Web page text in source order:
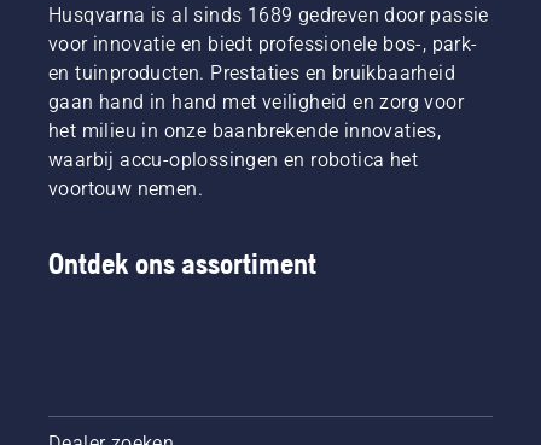
Husqvarna is al sinds 1689 gedreven door passie
voor innovatie en biedt professionele bos-, park-
en tuinproducten. Prestaties en bruikbaarheid
gaan hand in hand met veiligheid en zorg voor
het milieu in onze baanbrekende innovaties,
waarbij accu-oplossingen en robotica het
voortouw nemen.
Ontdek ons assortiment